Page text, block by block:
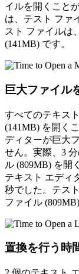
イルを開くこと
は、テスト ファ
スト ファイルは
(141MB) です。
巨大ファイル
すべてのテキス
(141MB) を開く
ディターが巨大
せん。実際、3
ル (809MB) を開
テキスト エディ
秒でした。テス
ファイル (809MB)
置換を行う時